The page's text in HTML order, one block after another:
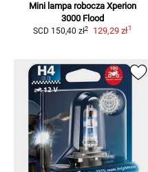
Mini lampa robocza Xperion
3000 Flood
SCD 150,40 zł2 129,29 zł1